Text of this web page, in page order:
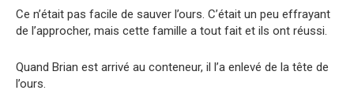
Ce n’était pas facile de sauver l’ours. C’était un peu effrayant
de l’approcher, mais cette famille a tout fait et ils ont réussi.
Quand Brian est arrivé au conteneur, il l’a enlevé de la tête de
l’ours.